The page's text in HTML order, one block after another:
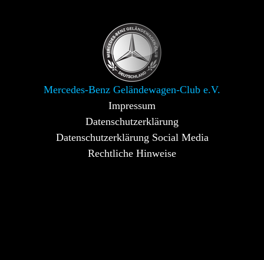
Mercedes-Benz Geländewagen-Club e.V.
Impressum
Datenschutzerklärung
Datenschutzerklärung Social Media
Rechtliche Hinweise